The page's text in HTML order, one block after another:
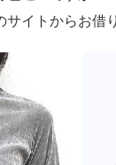
サイトからお借